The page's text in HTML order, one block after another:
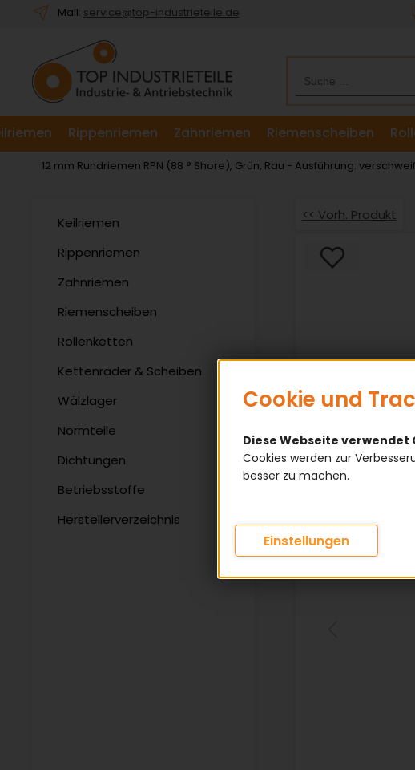
Willkommen.
für
das
Barrierefreiheitsmenü
Mail: service@top-industrieteile.de
Rippenriemen Zahnriemen Riemenscheiben
12 mm Rundriemen RPN (88 ° Shore), Grün, Rau - Ausführung:
Keilriemen
Rippenriemen
Zahnriemen
Riemenscheiben
Rollenketten
Kettenräder & Scheiben
Wälzlager
Normteile
Dichtungen
Betriebsstoffe
Herstellerverzeichnis
<< Vorh. Produkt
Cookie und
Diese Webseite verwendet
Cookies werden zur
besser zu machen.
Einstellungen